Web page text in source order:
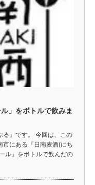
」をボトルで飲みま
る』です。 今回は、この
市にある『日南麦酒(にち
ル」をボトルで飲んだの